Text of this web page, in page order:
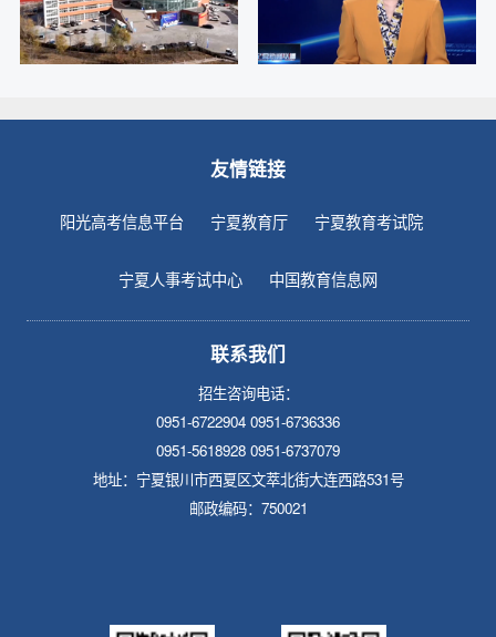
友情链接
阳光高考信息平台 宁夏教育厅 宁夏教育考试院
宁夏人事考试中心 中国教育信息网
联系我们
招生咨询电话：
0951-6722904 0951-6736336
0951-5618928 0951-6737079
地址：宁夏银川市西夏区文萃北街大连西路531号
邮政编码：750021